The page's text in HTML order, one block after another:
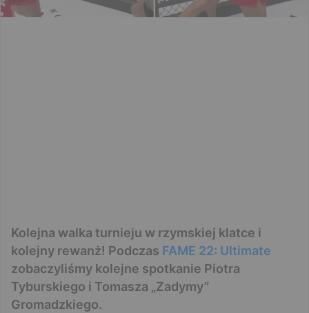
Kolejna walka turnieju w rzymskiej klatce i
kolejny rewanż! Podczas FAME 22: Ultimate
zobaczyliśmy kolejne spotkanie Piotra
Tyburskiego i Tomasza „Zadymy”
Gromadzkiego.